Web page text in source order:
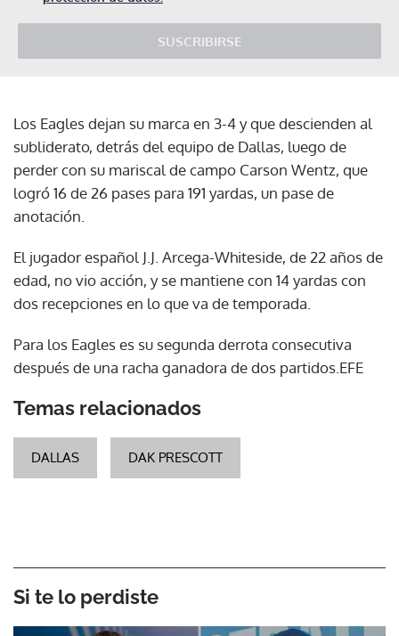
SUSCRIBIRSE
Los Eagles dejan su marca en 3-4 y que descienden al
subliderato, detrás del equipo de Dallas, luego de
perder con su mariscal de campo Carson Wentz, que
logró 16 de 26 pases para 191 yardas, un pase de
anotación.
El jugador español J.J. Arcega-Whiteside, de 22 años de
edad, no vio acción, y se mantiene con 14 yardas con
dos recepciones en lo que va de temporada.
Para los Eagles es su segunda derrota consecutiva
después de una racha ganadora de dos partidos.EFE
Temas relacionados
DALLAS DAK PRESCOTT
Si te lo perdiste